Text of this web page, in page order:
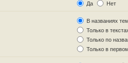
Да Нет
В названиях
Только в
Только по
Только в